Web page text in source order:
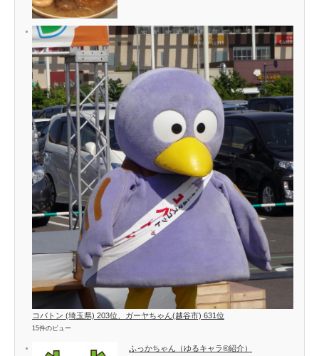
コバトン (埼玉県) 203位、ガーヤちゃん(越谷市) 631位
15件のビュー
ふっかちゃん（ゆるキャラ®紹介）